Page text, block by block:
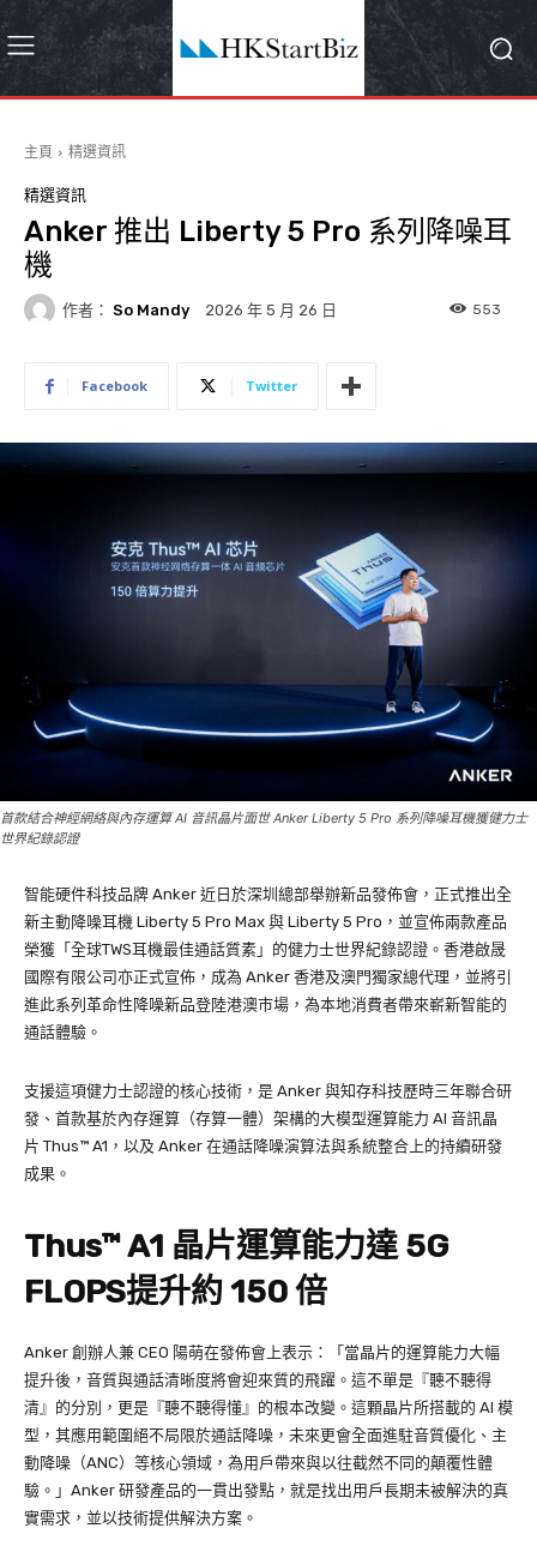
主頁 精選資訊
精選資訊
Anker 推出 Liberty 5 Pro 系列降噪耳
機
作者： So Mandy 2026 年 5 月 26 日 553
Facebook Twitter
首款結合神經網絡與內存運算 AI 音訊晶片面世 Anker Liberty 5 Pro 系列降噪耳機獲健力士
世界紀錄認證
智能硬件科技品牌 Anker 近日於深圳總部舉辦新品發佈會，正式推出全
新主動降噪耳機 Liberty 5 Pro Max 與 Liberty 5 Pro，並宣佈兩款產品
榮獲「全球TWS耳機最佳通話質素」的健力士世界紀錄認證。香港啟晟
國際有限公司亦正式宣佈，成為 Anker 香港及澳門獨家總代理，並將引
進此系列革命性降噪新品登陸港澳市場，為本地消費者帶來嶄新智能的
通話體驗。
支援這項健力士認證的核心技術，是 Anker 與知存科技歷時三年聯合研
發、首款基於內存運算（存算一體）架構的大模型運算能力 AI 音訊晶
片 Thus™ A1，以及 Anker 在通話降噪演算法與系統整合上的持續研發
成果。
Thus™ A1 晶片運算能力達 5G
FLOPS提升約 150 倍
Anker 創辦人兼 CEO 陽萌在發佈會上表示：「當晶片的運算能力大幅
提升後，音質與通話清晰度將會迎來質的飛躍。這不單是『聽不聽得
清』的分別，更是『聽不聽得懂』的根本改變。這顆晶片所搭載的 AI 模
型，其應用範圍絕不局限於通話降噪，未來更會全面進駐音質優化、主
動降噪（ANC）等核心領域，為用戶帶來與以往截然不同的顛覆性體
驗。」Anker 研發產品的一貫出發點，就是找出用戶長期未被解決的真
實需求，並以技術提供解決方案。